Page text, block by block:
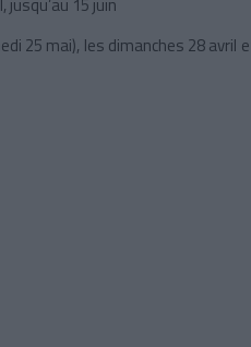
15 juin
25 mai), les dimanches 28 avril